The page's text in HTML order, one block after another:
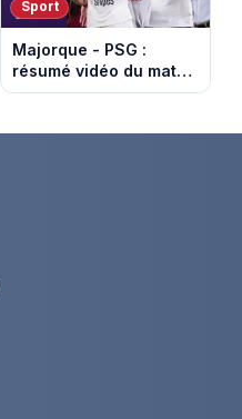
Sport
Majorque - PSG :
résumé vidéo du match
amical du 5 août 2026